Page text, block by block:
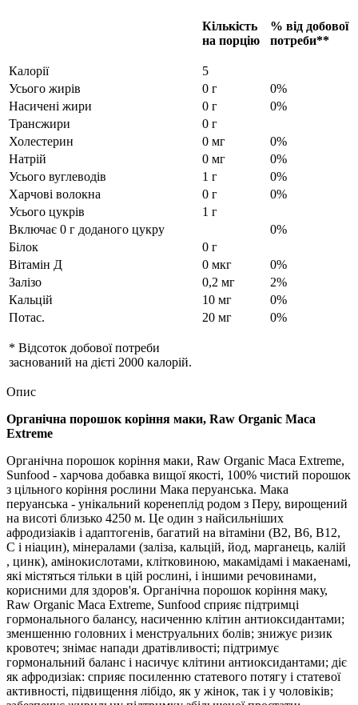
Кількість
на порцію
% від добової
потреби**
Калорії
5
Усього жирів
0 г
0%
Насичені жири
0 г
0%
Трансжири
0 г
Холестерин
0 мг
0%
Натрій
0 мг
0%
Усього вуглеводів
1 г
0%
Харчові волокна
0 г
0%
Усього цукрів
1 г
Включає 0 г доданого цукру
0%
Білок
0 г
Вітамін Д
0 мкг
0%
Залізо
0,2 мг
2%
Кальцій
10 мг
0%
Потас.
20 мг 0%
* Відсоток добової потреби
заснований на дієті 2000 калорій.
Опис
Органічна порошок коріння маки, Raw Organic Maca
Extreme
Органічна порошок коріння маки, Raw Organic Maca Extreme,
Sunfood - харчова добавка вищої якості, 100% чистий порошок
з цільного коріння рослини Мака перуанська. Мака
перуанська - унікальний коренеплід родом з Перу, вирощений
на висоті близько 4250 м. Це один з найсильніших
афродизіаків і адаптогенів, багатий на вітаміни (В2, В6, В12,
С і ніацин), мінералами (заліза, кальцій, йод, марганець, калій
, цинк), амінокислотами, клітковиною, макамідамі і макаенамі,
які містяться тільки в цій рослині, і іншими речовинами,
корисними для здоров'я. Органічна порошок коріння маку,
Raw Organic Maca Extreme, Sunfood сприяє підтримці
гормонального балансу, насиченню клітин антиоксидантами;
зменшенню головних і менструальних болів; знижує ризик
кровотеч; знімає напади дратівливості; підтримує
гормональний баланс і насичує клітини антиоксидантами; діє
як афродизіак: сприяє посиленню статевого потягу і статевої
активності, підвищення лібідо, як у жінок, так і у чоловіків;